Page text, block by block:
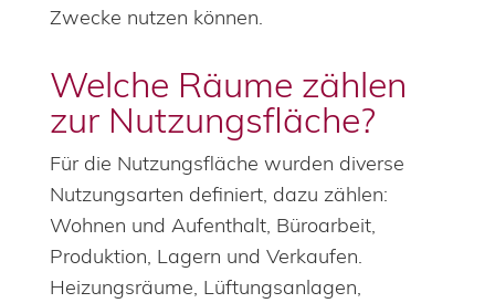
Zwecke nutzen können.
Welche Räume zählen
zur Nutzungsfläche?
Für die Nutzungsfläche wurden diverse
Nutzungsarten definiert, dazu zählen:
Wohnen und Aufenthalt, Büroarbeit,
Produktion, Lagern und Verkaufen.
Heizungsräume, Lüftungsanlagen,